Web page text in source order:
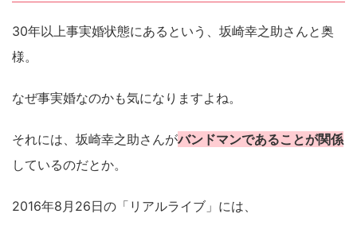
30年以上事実婚状態にあるという、坂崎幸之助さんと奥
様。
なぜ事実婚なのかも気になりますよね。
それには、坂崎幸之助さんがバンドマンであることが関係
しているのだとか。
2016年8月26日の「リアルライブ」には、